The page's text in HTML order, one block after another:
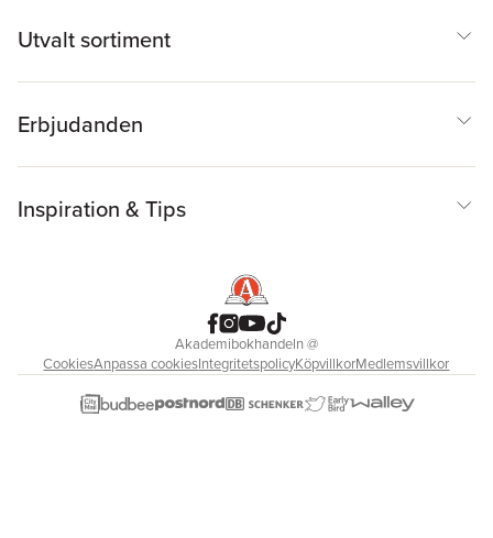
Utvalt sortiment
Erbjudanden
Inspiration & Tips
Akademibokhandeln@
CookiesAnpassa cookiesIntegritetspolicyKöpvillkorMedlemsvillkor